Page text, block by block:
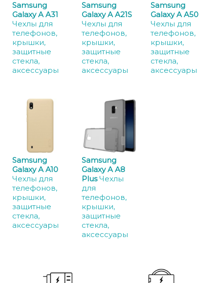
Samsung
Galaxy A A31
Чехлы для
телефонов,
крышки,
защитные
стекла,
аксессуары
Samsung
Galaxy A A21S
Чехлы для
телефонов,
крышки,
защитные
стекла,
аксессуары
Samsung
Galaxy A A50
Чехлы для
телефонов,
крышки,
защитные
стекла,
аксессуары
Samsung
Galaxy A A10
Чехлы для
телефонов,
крышки,
защитные
стекла,
аксессуары
Samsung
Galaxy A A8
PlusЧехлы
для
телефонов,
крышки,
защитные
стекла,
аксессуары